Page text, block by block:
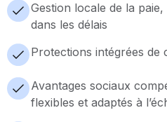
Gestion locale de la
dans les délais
Protections intégrées de
Avantages sociaux
flexibles et adaptés à